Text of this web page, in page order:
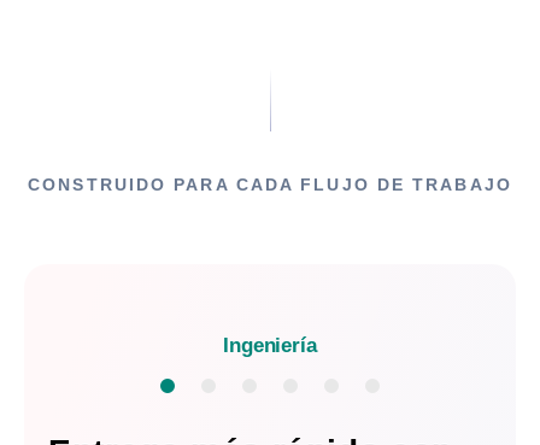
CONSTRUIDO PARA CADA FLUJO DE TRABAJO
Ingeniería